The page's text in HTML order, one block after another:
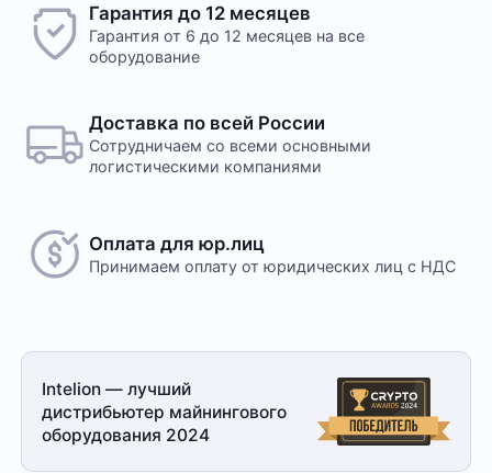
Гарантия до 12 месяцев
Гарантия от 6 до 12 месяцев на все
оборудование
Доставка по всей России
Сотрудничаем со всеми основными
логистическими компаниями
Оплата для юр.лиц
Принимаем оплату от юридических лиц с НДС
Intelion — лучший
дистрибьютер майнингового
оборудования 2024